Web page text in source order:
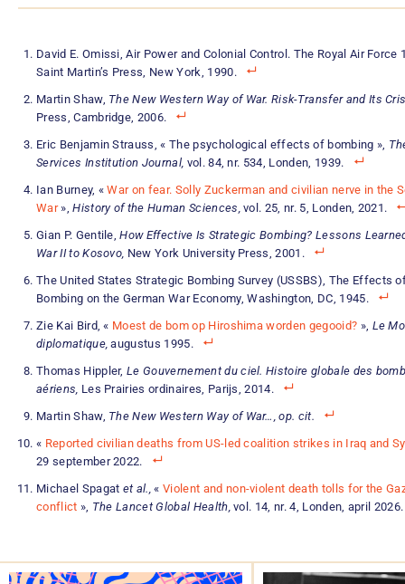
David E. Omissi, Air Power and Colonial Control. The Royal Air Force
Saint Martin’s Press, New York, 1990.
Martin Shaw, The New Western Way of War. Risk-Transfer and Its
Press, Cambridge, 2006.
Eric Benjamin Strauss, « The psychological effects of bombing »,
Services Institution Journal, vol. 84, nr. 534, Londen, 1939.
Ian Burney, «War on fear. Solly Zuckerman and civilian nerve in the
War»,History of the Human Sciences, vol. 25, nr. 5, Londen, 2021.
Gian P. Gentile,How Effective Is Strategic Bombing? Lessons
War II to Kosovo, New York University Press, 2001.
The United States Strategic Bombing Survey (USSBS), The Effects
Bombing on the German War Economy, Washington, DC, 1945.
Zie Kai Bird, « Moest de bom op Hiroshima worden gegooid? », Le
diplomatique, augustus 1995.
Thomas Hippler,Le Gouvernement du ciel. Histoire globale des
aériens, Les Prairies ordinaires, Parijs, 2014.
Martin Shaw, The New Western Way of War…, op. cit.
« Reported civilian deaths from US-led coalition strikes in Iraq and
29 september 2022.
Michael Spagat et al., «Violent and non-violent death tolls for the
conflict », The Lancet Global Health, vol. 14, nr. 4, Londen, april 2026.